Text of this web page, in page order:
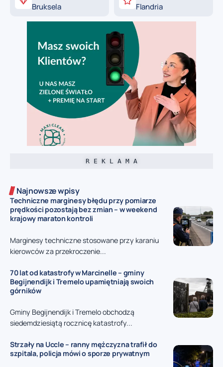
Bruksela Flandria
R E K L A M A
Najnowsze wpisy
Techniczne marginesy błędu przy pomiarze
prędkości pozostają bez zmian – w weekend
krajowy maraton kontroli
Marginesy techniczne stosowane przy karaniu
kierowców za przekroczenie...
70 lat od katastrofy w Marcinelle – gminy
Begijnendijk i Tremelo upamiętniają swoich
górników
Gminy Begijnendijk i Tremelo obchodzą
siedemdziesiątą rocznicę katastrofy...
Strzały na Uccle – ranny mężczyzna trafił do
szpitala, policja mówi o sporze prywatnym